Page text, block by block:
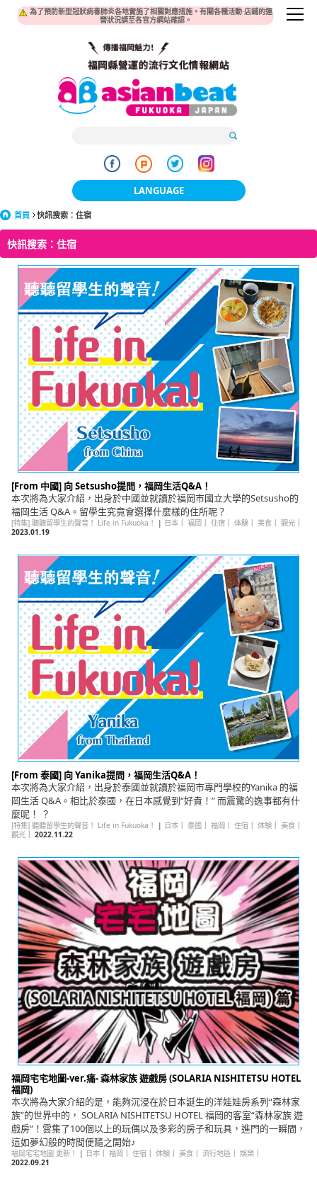
為了預防新型冠狀病毒肺炎各地實施了相關對應措施。有關各種活動·店鋪的運
營狀況請至各官方網站確認。
LANGUAGE
繁體中文
English
ภาษาไทย
tiéng Viêt
Bahasa Indonesia
首頁 快訊搜索：住宿
快訊搜索：住宿
[From 中國] 向 Setsusho提問，福岡生活Q&A！
本次將為大家介紹，出身於中國並就讀於福岡市國立大學的Setsusho的
福岡生活 Q&A。留學生究竟會選擇什麼樣的住所呢？
[特集] 聽聽留學生的聲音！ Life in Fukuoka！ | 日本｜ 福岡｜ 住宿｜ 体験｜ 美食｜ 觀光｜
2023.01.19
[From 泰國] 向 Yanika提問，福岡生活Q&A！
本次將為大家介紹，出身於泰國並就讀於福岡市專門學校的Yanika 的福
岡生活 Q&A。相比於泰國，在日本感覺到“好貴！” 而震驚的逸事都有什
麼呢！ ？
[特集] 聽聽留學生的聲音！ Life in Fukuoka！ | 日本｜ 泰國 福岡 住宿｜ 体験｜ 美食｜
觀光｜ 2022.11.22
福岡宅宅地圖-ver.痛- 森林家族 遊戲房 (SOLARIA NISHITETSU HOTEL
福岡)
本次將為大家介紹的是，能夠沉浸在於日本誕生的洋娃娃房系列“森林家
族”的世界中的， SOLARIA NISHITETSU HOTEL 福岡的客室“森林家族 遊
戲房”！雲集了100個以上的玩偶以及多彩的房子和玩具，進門的一瞬間，
這如夢幻般的時間便隨之開始♪
福岡宅宅地圖 更新！ | 日本｜ 福岡｜ 住宿｜ 体験｜ 美食｜ 流行地區 ｜ 娛樂｜
2022.09.21